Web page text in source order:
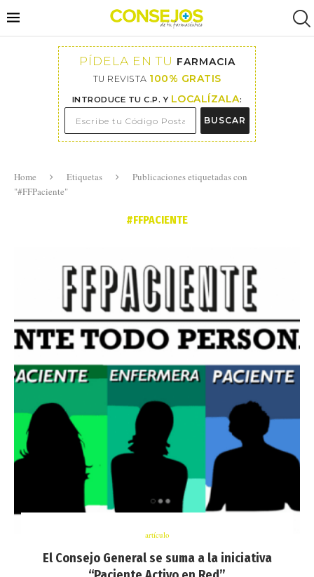
PÍDELA EN TU FARMACIA
TU REVISTA 100% GRATIS
INTRODUCE TU C.P. Y LOCALÍZALA:
BUSCAR
Home Etiquetas
Publicaciones etiquetadas con
"#FFPaciente"
#FFPACIENTE
artículo
El Consejo General se suma a la iniciativa